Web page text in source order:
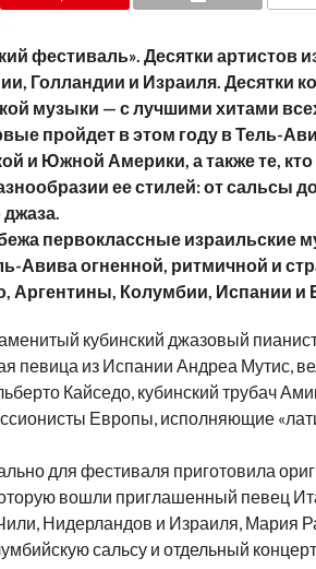
фестиваль». Десятки артистов
Голландии и Израиля. Десятки
музыки — с лучшими хитами
пройдет в этом году в Тель-
и Южной Америки, а также те,
ее стилей: от сальсы
первоклассные израильские
Авива огненной, ритмичной и
Аргентины, Колумбии, Испании и
кубинский джазовый
певица из Испании Андреа Мутис,
Кайседо, кубинский трубач
Европы, исполняющие
для фестиваля приготовила
вошли приглашенный певец
Нидерландов и Израиля, Мария
сальсу и отдельный